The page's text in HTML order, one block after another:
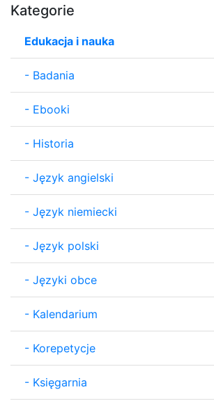
Kategorie
Edukacja i nauka
- Badania
- Ebooki
- Historia
- Język angielski
- Język niemiecki
- Język polski
- Języki obce
- Kalendarium
- Korepetycje
- Księgarnia